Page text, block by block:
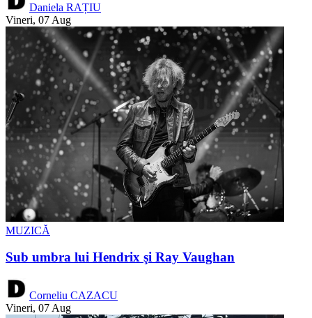
Daniela RAȚIU
Vineri, 07 Aug
MUZICĂ
Sub umbra lui Hendrix şi Ray Vaughan
Corneliu CAZACU
Vineri, 07 Aug